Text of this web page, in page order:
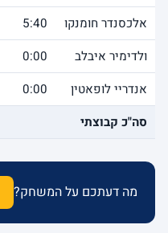
אלכסנדר חומנקו
5:40
ולדימיר איבלב
0:00
אנדריי לופאטין
0:00
סה"כ קבוצתי
מה דעתכם על המשחק?